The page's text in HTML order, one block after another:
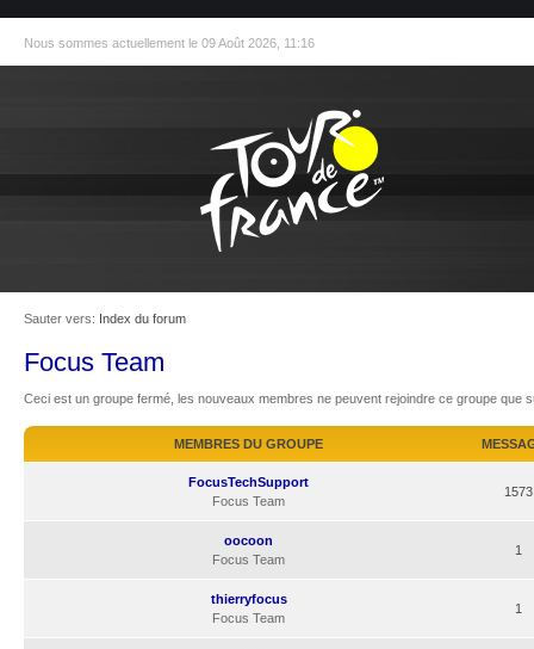
Nous sommes actuellement le 09 Août 2026, 11:16
Sauter vers: Index du forum
Focus Team
Ceci est un groupe fermé, les nouveaux membres ne peuvent rejoindre ce groupe que
MEMBRES DU GROUPE
FocusTechSupport
Focus Team
1573
oocoon
Focus Team
1
thierryfocus
Focus Team
1